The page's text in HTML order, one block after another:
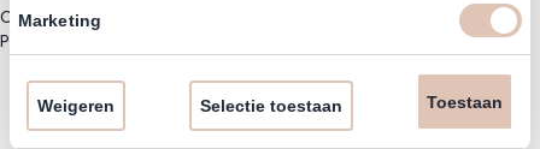
Marketing
Toestaan
Selectie toestaan
Weigeren
Uitzonderingen acties
Bezorgen
Retourneren
Omruilen
Assortiment
Nieuwsbrief & Kortingscode
Account informatie
Copyright © 2003 - 2026 - Haarshoppro.nl
Privacy beleid